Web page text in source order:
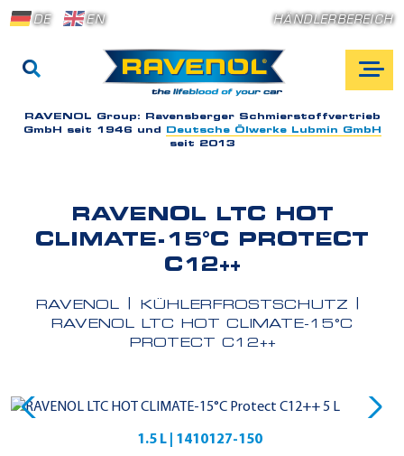
DE EN HÄNDLERBEREICH
RAVENOL Group: Ravensberger Schmierstoffvertrieb
GmbH seit 1946 und
Deutsche Ölwerke Lubmin GmbH
seit 2013
RAVENOL LTC HOT
CLIMATE-15°C PROTECT
C12++
RAVENOL
KÜHLERFROSTSCHUTZ
RAVENOL LTC HOT CLIMATE-15°C
PROTECT C12++
1.5 L | 1410127-150